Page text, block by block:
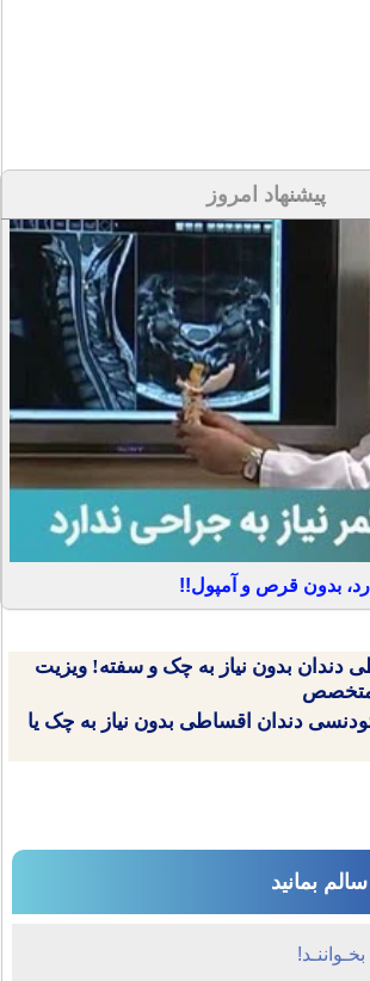
پیشنهاد امروز
بدون قرص و آمپول!!
دندان بدون نیاز به چک و سفته! ویزیت
متخصص
دندان اقساطی بدون نیاز به چک یا
بمانید